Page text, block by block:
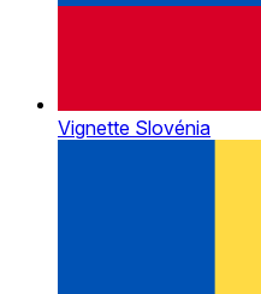
Vignette Slovénia